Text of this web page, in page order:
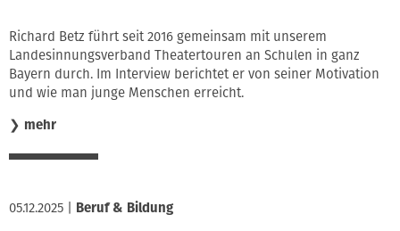
Richard Betz führt seit 2016 gemeinsam mit unserem
Landesinnungsverband Theatertouren an Schulen in ganz
Bayern durch. Im Interview berichtet er von seiner Motivation
und wie man junge Menschen erreicht.
❯ mehr
05.12.2025 Beruf & Bildung